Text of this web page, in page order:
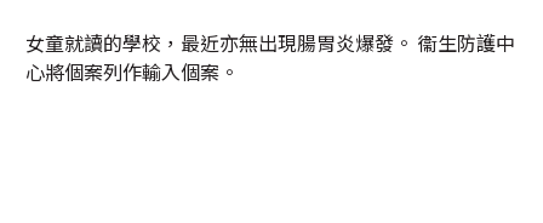
女童就讀的學校，最近亦無出現腸胃炎爆發。 衞生防護中
心將個案列作輸入個案。